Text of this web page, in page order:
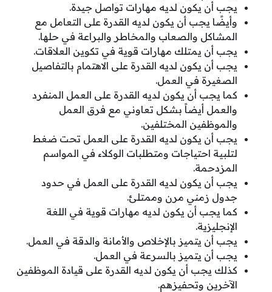
يجب أن يكون لديه مهارات تواصل جيدة.
وأيضًا يجب أن يكون لديه القدرة على التعامل مع
المشاكل والصعاب والمخاطر والبراعة في حلها.
يجب أن يمتلك مهارات قوية في تكوين العلاقات.
يجب أن يكون لديه القدرة على الاهتمام بالتفاصيل
الصغيرة في العمل.
كما يجب أن يكون لديه القدرة على العمل المنفرد
والعمل أيضاً بشكل تعاوني مع فرق العمل
والموظفين المختلفين.
يجب أن يكون لديه القدرة على العمل تحت ضغط
لتلبية احتياجات ومتطلبات الوكلاء في المواسم
المزدحمة.
يجب أن يكون لديه القدرة على العمل في حدود
جدول زمني مرن وممتلئ.
كما يجب أن يكون لديه مهارات قوية في اللغة
الإنجليزية.
يجب أن يتميز بالإخلاص والأمانة والدقة في العمل.
يجب أن يتميز بالسرعة في العمل.
كذلك يجب أن يكون لديه القدرة على قيادة الموظفين
الآخرين وتحفيزهم.